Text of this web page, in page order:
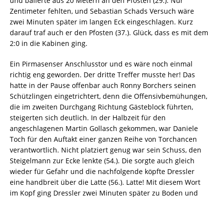
Zentimeter fehlten, und Sebastian Schads Versuch wäre
zwei Minuten später im langen Eck eingeschlagen. Kurz
darauf traf auch er den Pfosten (37.). Glück, dass es mit dem
2:0 in die Kabinen ging.
Ein Pirmasenser Anschlusstor und es wäre noch einmal
richtig eng geworden. Der dritte Treffer musste her! Das
hatte in der Pause offenbar auch Ronny Borchers seinen
Schützlingen eingetrichtert, denn die Offensivbemühungen,
die im zweiten Durchgang Richtung Gästeblock führten,
steigerten sich deutlich. In der Halbzeit für den
angeschlagenen Martin Gollasch gekommen, war Daniele
Toch für den Auftakt einer ganzen Reihe von Torchancen
verantwortlich. Nicht platziert genug war sein Schuss, den
Steigelmann zur Ecke lenkte (54.). Die sorgte auch gleich
wieder für Gefahr und die nachfolgende köpfte Dressler
eine handbreit über die Latte (56.). Latte! Mit diesem Wort
im Kopf ging Dressler zwei Minuten später zu Boden und